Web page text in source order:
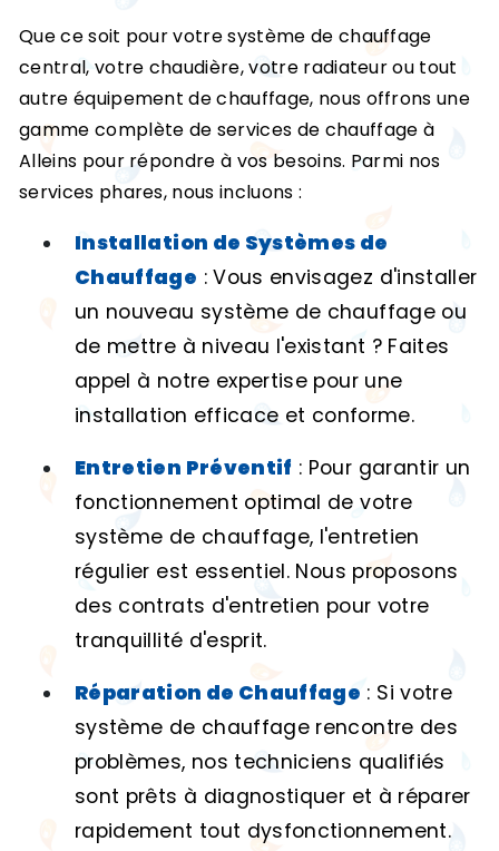
Que ce soit pour votre système de chauffage
central, votre chaudière, votre radiateur ou tout
autre équipement de chauffage, nous offrons une
gamme complète de services de chauffage à
Alleins pour répondre à vos besoins. Parmi nos
services phares, nous incluons :
Installation de Systèmes de
Chauffage : Vous envisagez d'installer
un nouveau système de chauffage ou
de mettre à niveau l'existant ? Faites
appel à notre expertise pour une
installation efficace et conforme.
Entretien Préventif : Pour garantir un
fonctionnement optimal de votre
système de chauffage, l'entretien
régulier est essentiel. Nous proposons
des contrats d'entretien pour votre
tranquillité d'esprit.
Réparation de Chauffage : Si votre
système de chauffage rencontre des
problèmes, nos techniciens qualifiés
sont prêts à diagnostiquer et à réparer
rapidement tout dysfonctionnement.